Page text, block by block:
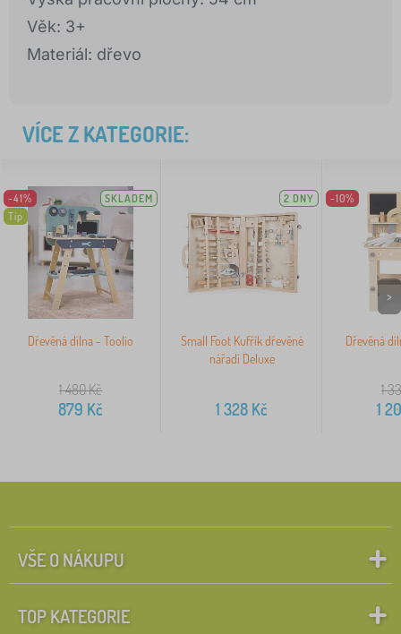
Věk: 3+
Materiál: dřevo
VÍCE Z KATEGORIE:
-41%
Tip
SKLADEM
Dřevěná dílna - Toolio
1 480Kč
879 Kč
2 DNY
Small Foot Kufřík dřevěné
nářadí Deluxe
1 328 Kč
-10%
Dřevěná
1
1
>
VŠE O NÁKUPU
TOP KATEGORIE